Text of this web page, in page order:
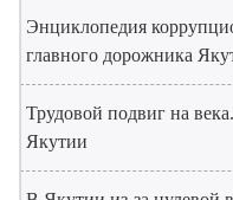
Энциклопедия
главного дорожника
Трудовой подвиг на
Якутии